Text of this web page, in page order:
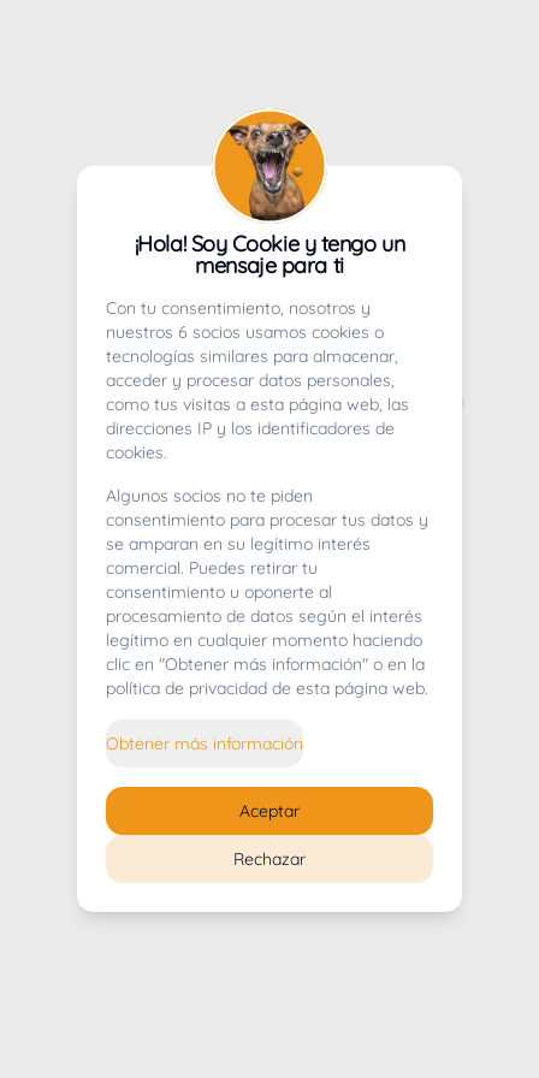
404
Whoops! Lo sentimos mucho.
¡Hola! Soy Cookie y tengo un
mensaje para ti
Con tu consentimiento, nosotros y
nuestros 6 socios usamos cookies o
tecnologías similares para almacenar,
acceder y procesar datos personales,
como tus visitas a esta página web, las
direcciones IP y los identificadores de
cookies.
Algunos socios no te piden
consentimiento para procesar tus datos y
se amparan en su legítimo interés
comercial. Puedes retirar tu
consentimiento u oponerte al
procesamiento de datos según el interés
legítimo en cualquier momento haciendo
clic en "Obtener más información" o en la
política de privacidad de esta página web.
Obtener más información
Rechazar
Aceptar